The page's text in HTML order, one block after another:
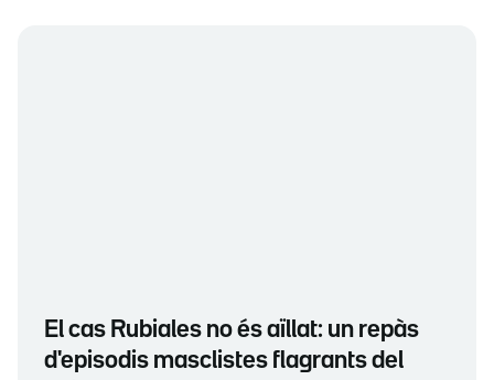
El cas Rubiales no és aïllat: un repàs
d'episodis masclistes flagrants del